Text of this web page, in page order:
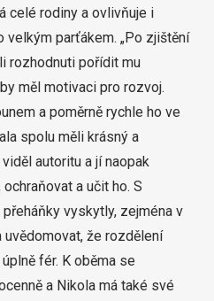
celé rodiny a ovlivňuje i
velkým parťákem. „Po zjištění
rozhodnuti pořídit mu
měl motivaci pro rozvoj.
a poměrně rychle ho ve
spolu měli krásný a
autoritu a jí naopak
a učit ho. S
vyskytly, zejména v
že rozdělení
fér. K oběma se
a Nikola má také své